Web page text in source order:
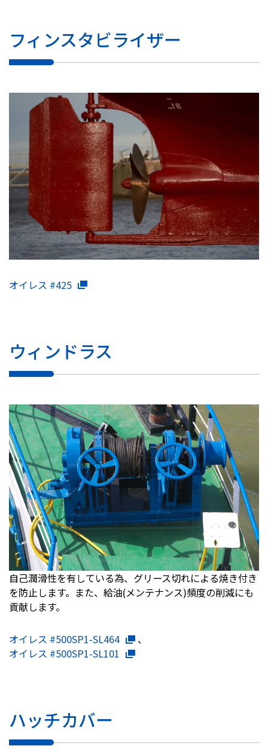
ソーシャルメディアポリシー
企業行動憲章・規範
曽田文庫
ご利用にあたって
フィンスタビライザー
オイレス #425
ウィンドラス
自己潤滑性を有している為、グリース切れによる焼き付き
を防止します。また、給油(メンテナンス)頻度の削減にも
貢献します。
オイレス #500SP1-SL464
、
オイレス #500SP1-SL101
ハッチカバー